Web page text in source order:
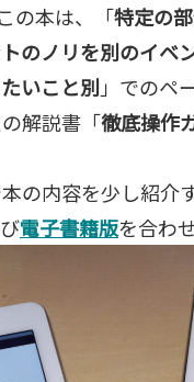
の本は、「特定の
のノリを別のイベ
いこと別 」でのペ
解説書「徹底操作
の内容を少し紹
電子書籍版を合わ